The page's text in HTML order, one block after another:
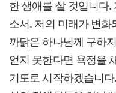
한 생애를 살 것입니다
소서. 저의 미래가 변
까닭은 하나님께 구하
얻지 못한다면 욕정을
기도로 시작하겠습니